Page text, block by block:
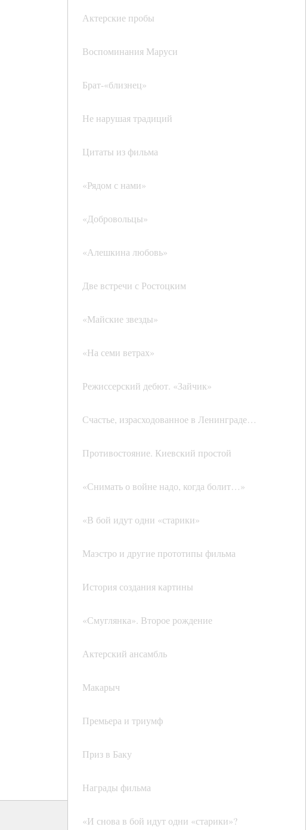
Актерские пробы
Воспоминания Маруси
Брат-«близнец»
Не нарушая традиций
Цитаты из фильма
«Рядом с нами»
«Добровольцы»
«Алешкина любовь»
Две встречи с Ростоцким
«Майские звезды»
«На семи ветрах»
Режиссерский дебют. «Зайчик»
Счастье, израсходованное в Ленинграде…
Противостояние. Киевский простой
«Снимать о войне надо, когда болит…»
«В бой идут одни «старики»
Маэстро и другие прототипы фильма
История создания картины
«Смуглянка». Второе рождение
Актерский ансамбль
Макарыч
Премьера и триумф
Приз в Баку
Награды фильма
«И снова в бой идут одни «старики»?